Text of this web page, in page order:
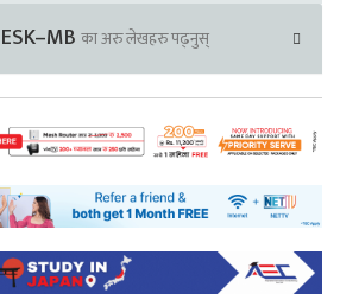
का अरु लेखहरु पढ्नुस्